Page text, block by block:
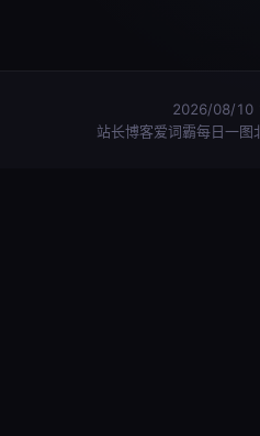
2026/08/10
站长博客爱词霸每日一图